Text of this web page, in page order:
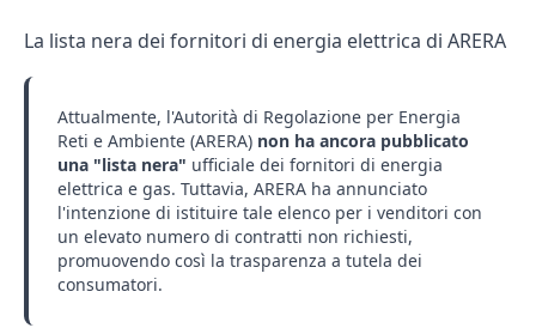
La lista nera dei fornitori di energia elettrica di ARERA
Attualmente, l'Autorità di Regolazione per Energia
Reti e Ambiente (ARERA) non ha ancora pubblicato
una "lista nera" ufficiale dei fornitori di energia
elettrica e gas. Tuttavia, ARERA ha annunciato
l'intenzione di istituire tale elenco per i venditori con
un elevato numero di contratti non richiesti,
promuovendo così la trasparenza a tutela dei
consumatori.